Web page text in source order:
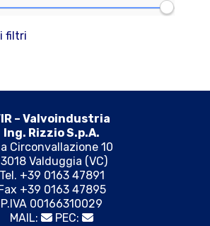
filtri
– Valvoindustria
Ing. Rizzio S.p.A.
Circonvallazione 10
Valduggia (VC)
Tel. +39 0163 47891
+39 0163 47895
P.IVA 00166310029
MAIL:
PEC: